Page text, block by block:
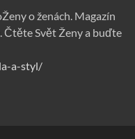
o ženách. Magazín
Čtěte Svět Ženy a buďte
a-styl/